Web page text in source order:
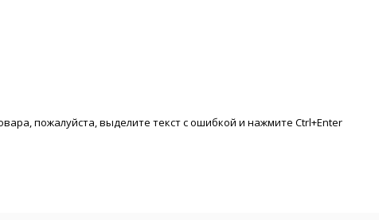
пожалуйста, выделите текст с ошибкой и нажмите Ctrl+Enter